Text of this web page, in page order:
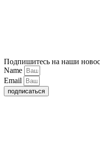
Подпишитесь на наши
Name
Email
подписаться